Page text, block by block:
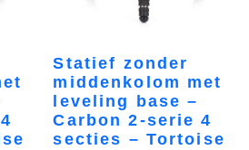
Statief zonder
middenkolom met
leveling base –
Carbon 2-serie 4
secties – Tortoise